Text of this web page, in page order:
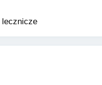
lecznicze